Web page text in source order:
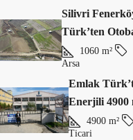
Silivri
Türk’ten
1060 m²
Arsa
Emlak
Enerjili 4900
4900 m²
Ticari